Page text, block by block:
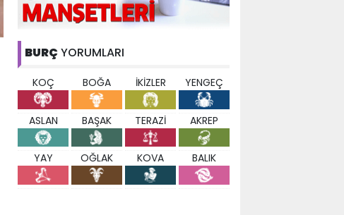
BURÇ YORUMLARI
KOÇ BOĞA İKİZLER YENGEÇ
ASLAN BAŞAK TERAZİ AKREP
YAY OĞLAK KOVA BALIK